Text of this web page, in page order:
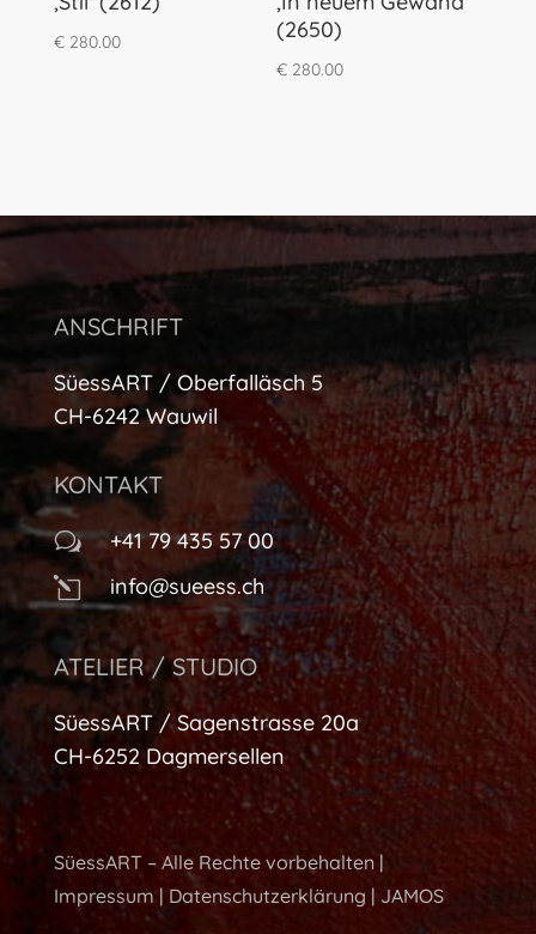
€280.00
(2650)
€ 280.00
ANSCHRIFT
SüessART / Oberfalläsch 5
CH-6242 Wauwil
KONTAKT
w +41 79 435 57 00
l info@sueess.ch
ATELIER / STUDIO
SüessART / Sagenstrasse 20a
CH-6252 Dagmersellen
SüessART – Alle Rechte vorbehalten |
Impressum | Datenschutzerklärung | JAMOS